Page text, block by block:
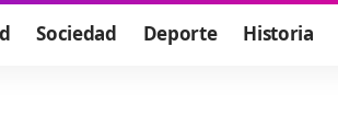
Sociedad Deporte Historia